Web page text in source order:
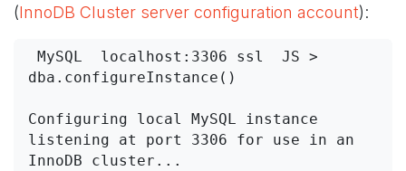
(InnoDB Cluster server configuration account):
dba.configureInstance()
Configuring local MySQL instance
listening at port 3306 for use in an
InnoDB cluster...